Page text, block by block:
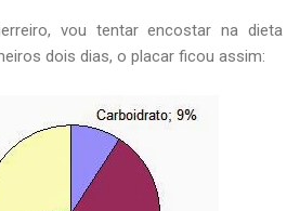
vou tentar encostar na dieta
dois dias, o placar ficou assim: